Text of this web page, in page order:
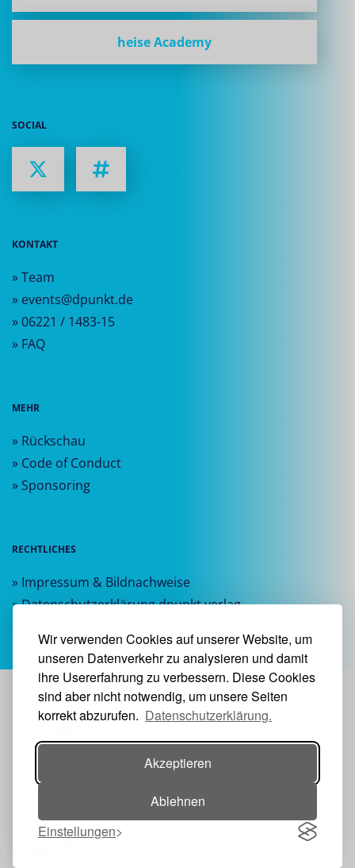
Wir verwenden Cookies auf unserer Website, um
unseren Datenverkehr zu analysieren und damit
ihre Usererfahrung zu verbessern. Diese Cookies
sind aber nicht notwendig, um unsere Seiten
korrekt abzurufen. Datenschutzerklärung.
Akzeptieren
Ablehnen
Einstellungen
heise Academy
SOCIAL
KONTAKT
» Team
» events@dpunkt.de
» 06221 / 1483-15
» FAQ
MEHR
» Rückschau
» Code of Conduct
» Sponsoring
RECHTLICHES
» Impressum & Bildnachweise
» Datenschutzerklärung dpunkt.verlag
VERANSTALTER: